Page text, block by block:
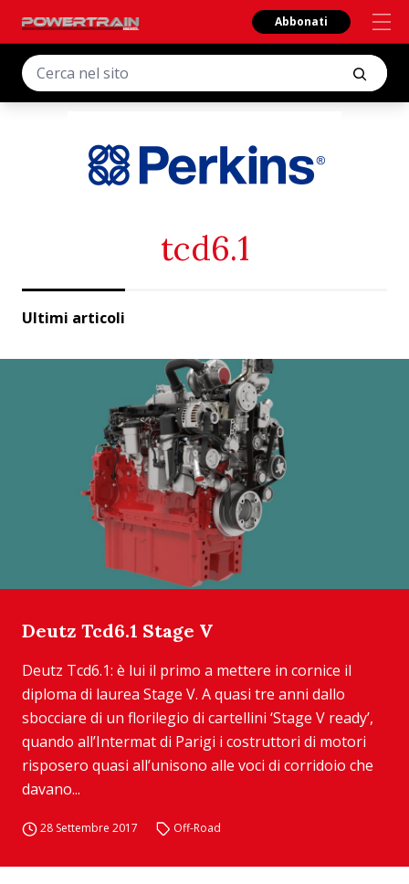
Abbonati
tcd6.1
Ultimi articoli
Deutz Tcd6.1 Stage V
Deutz Tcd6.1: è lui il primo a mettere in cornice il
diploma di laurea Stage V. A quasi tre anni dallo
sbocciare di un florilegio di cartellini ‘Stage V ready’,
quando all’Intermat di Parigi i costruttori di motori
risposero quasi all’unisono alle voci di corridoio che
davano...
28 Settembre 2017 Off-Road